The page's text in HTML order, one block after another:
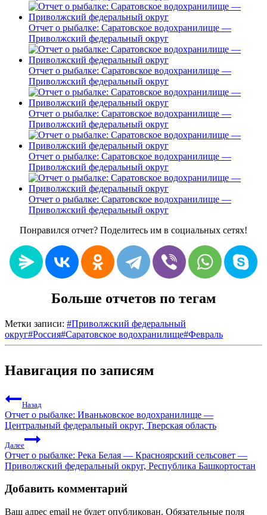
Отчет о рыбалке: Саратовское водохранилище —
Приволжский федеральный округ
Отчет о рыбалке: Саратовское водохранилище —
Приволжский федеральный округ
Отчет о рыбалке: Саратовское водохранилище —
Приволжский федеральный округ
Отчет о рыбалке: Саратовское водохранилище —
Приволжский федеральный округ
Отчет о рыбалке: Саратовское водохранилище —
Приволжский федеральный округ
Понравился отчет? Поделитесь им в социальных сетях!
Больше отчетов по тегам
Метки записи: #Приволжский федеральный
округ#Россия#Саратовское водохранилище#Февраль
Навигация по записям
Назад
Отчет о рыбалке: Иваньковское водохранилище —
Центральный федеральный округ, Тверская область
Далее
Отчет о рыбалке: Река Белая — Красноярский сельсовет —
Приволжский федеральный округ, Республика Башкортостан
Добавить комментарий
Ваш адрес email не будет опубликован. Обязательные поля